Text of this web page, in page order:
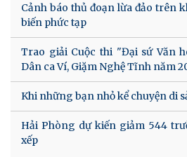
Cảnh báo thủ đoạn lừa đảo trên
biến phức tạp
Trao giải Cuộc thi "Đại sứ Văn
Dân ca Ví, Giặm Nghệ Tĩnh năm
Khi những bạn nhỏ kể chuyện di
Hải Phòng dự kiến giảm 544
xếp